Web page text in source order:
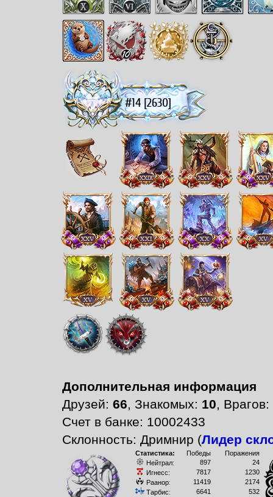
#14 [2630]
Дополнительная информация
Друзей: 66, Знакомых: 10, Врагов:
Счет в банке: 10002433
Склонность: Дримнир (Лидер
Статистика: Победы
Поражения
Нейтрал:
897
24
Игнесс:
7817
1230
Раанор:
11419
2174
Тарбис:
6641
532